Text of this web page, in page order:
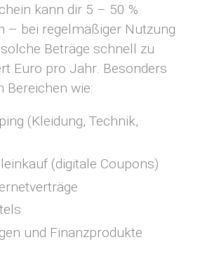
kann dir 5 – 50 %
– bei regelmäßiger Nutzung
Beträge schnell zu
Euro pro Jahr. Besonders
Bereichen wie:
(Kleidung, Technik,
(digitale Coupons)
und Finanzprodukte